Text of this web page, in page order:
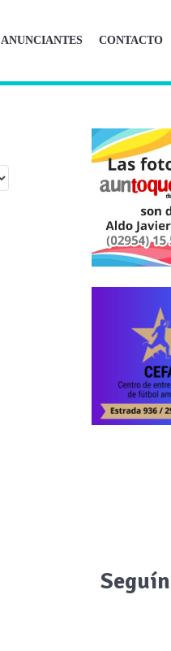
ANUNCIANTES CONTACTO